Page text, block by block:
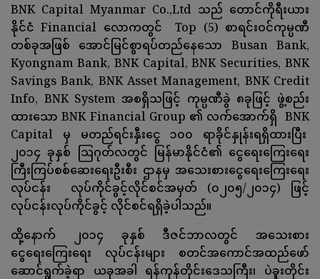
BNK Capital Myanmar Co.,Ltd သည် တောင်ကိုရီးယား
နိုင်ငံ Financial လောကတွင် Top (5) စာရင်းဝင်ကုမ္ပဏီ
တစ်ခုအဖြစ် အောင်မြင်စွာရပ်တည်နေသော Busan Bank,
Kyongnam Bank, BNK Capital, BNK Securities, BNK
Savings Bank, BNK Asset Management, BNK Credit
Info, BNK System အစရှိသဖြင့် ကုမ္ပဏီခွဲ ၈ခုဖြင့် ဖွဲ့စည်း
ထားသော BNK Financial Group ၏ လက်အောက်ရှိ BNK
Capital မှ မတည်ရင်းနှီးငွေ ၁၀၀ ရာခိုင်နှုန်းရရှိထားပြီး
၂၀၁၄ ခုနှစ် သြဂုတ်လတွင် မြန်မာနိုင်ငံ၏ ငွေရေးကြေးရေး
ကြီးကြပ်စစ်ဆေးရေးဦးစီး ဌာနမှ အသေးစားငွေရေးကြေးရေး
လုပ်ငန်း လုပ်ကိုင်ခွင့်လိုင်စင်အမှတ် (၀၂၀၅/၂၀၁၄) ဖြင့်
လုပ်ငန်းလုပ်ကိုင်ခွင့် လိုင်စင်ရရှိခဲ့ပါသည်။
ထို့နောက် ၂၀၁၄ ခုနှစ် ဒီဇင်ဘာလတွင် အသေးစား
ငွေရေးကြေးရေး လုပ်ငန်းများ စတင်အကောင်အထည်ဖော်
ဆောင်ရွက်ခဲ့ရာ ယခုအခါ ရန်ကုန်တိုင်းဒေသကြီး၊ ပဲခူးတိုင်း